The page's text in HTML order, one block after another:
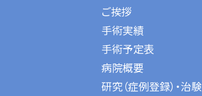
ご挨拶
手術実績
手術予定表
病院概要
研究（症例登録）・治験